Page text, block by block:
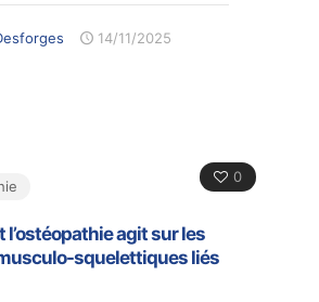
14/11/2025
0
l’ostéopathie agit sur les
squelettiques liés